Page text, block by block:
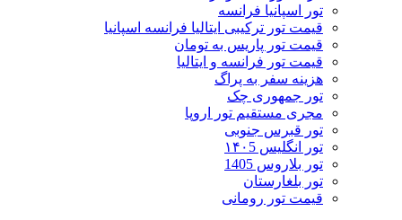
تور اسپانیا فرانسه
قیمت تور ترکیبی ایتالیا فرانسه اسپانیا
قیمت تور پاریس به تومان
قیمت تور فرانسه و ایتالیا
هزینه سفر به پراگ
تور جمهوری چک
مجری مستقیم تور اروپا
تور قبرس جنوبی
تور انگلیس ۱۴۰5
تور بلاروس 1405
تور بلغارستان
قیمت تور رومانی